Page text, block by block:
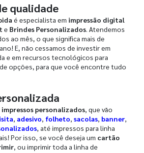
qualidade
é especialista em impressão digital
e Brindes Personalizados. Atendemos
ao mês, o que significa mais de
E, não cessamos de investir em
e em recursos tecnológicos para
opções, para que você encontre tudo
impressos personalizados, que vão
, adesivo, folheto, sacolas, banner,
, até impressos para linha
Por isso, se você deseja um cartão
, ou imprimir toda a linha de